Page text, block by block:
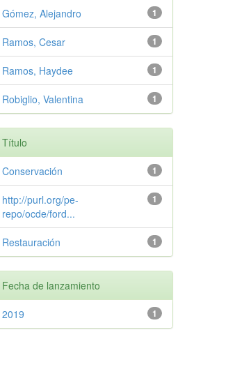
1
Gómez, Alejandro
1
Ramos, Cesar
1
Ramos, Haydee
1
Robiglio, Valentina
Título
1
Conservación
1
http://purl.org/pe-
repo/ocde/ford...
1
Restauración
Fecha de lanzamiento
1
2019